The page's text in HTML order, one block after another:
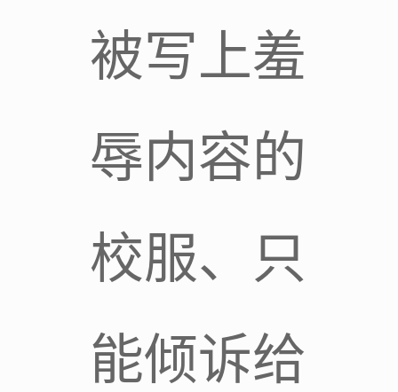
被写上羞
辱内容的
校服、只
能倾诉给